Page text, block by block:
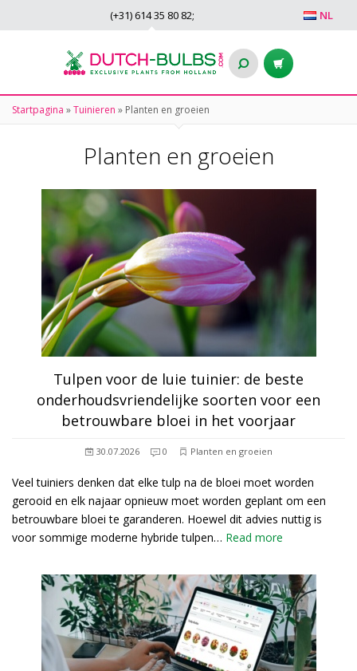
NL
(+31) 614 35 80 82;
Startpagina »Tuinieren » Planten en groeien
Planten en groeien
Tulpen voor de luie tuinier: de beste
onderhoudsvriendelijke soorten voor een
betrouwbare bloei in het voorjaar
30.07.2026 0 Planten en groeien
Veel tuiniers denken dat elke tulp na de bloei moet worden
gerooid en elk najaar opnieuw moet worden geplant om een
betrouwbare bloei te garanderen. Hoewel dit advies nuttig is
voor sommige moderne hybride tulpen… Read more